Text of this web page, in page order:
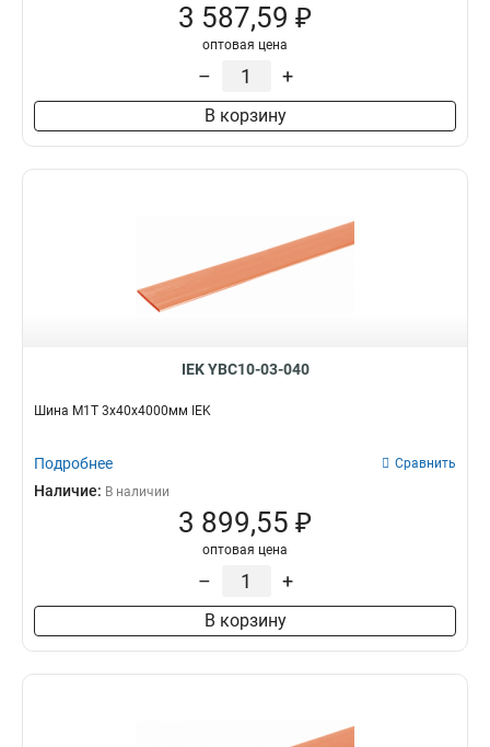
3 587,59 ₽
оптовая цена
– +
В корзину
IEK YBC10-03-040
Шина М1Т 3х40х4000мм IEK
Подробнее Сравнить
Наличие: В наличии
3 899,55 ₽
оптовая цена
– +
В корзину